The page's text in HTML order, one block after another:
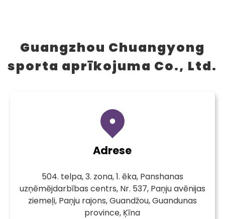
Guangzhou Chuangyong
sporta aprīkojuma Co., Ltd.
Adrese
504. telpa, 3. zona, 1. ēka, Panshanas
uzņēmējdarbības centrs, Nr. 537, Paņju avēnijas
ziemeļi, Paņju rajons, Guandžou, Guandunas
province, Ķīna